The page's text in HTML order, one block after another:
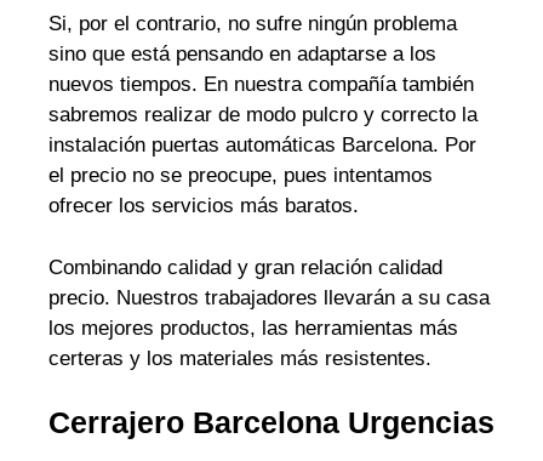
Si, por el contrario, no sufre ningún problema
sino que está pensando en adaptarse a los
nuevos tiempos. En nuestra compañía también
sabremos realizar de modo pulcro y correcto la
instalación puertas automáticas Barcelona. Por
el precio no se preocupe, pues intentamos
ofrecer los servicios más baratos.
Combinando calidad y gran relación calidad
precio. Nuestros trabajadores llevarán a su casa
los mejores productos, las herramientas más
certeras y los materiales más resistentes.
Cerrajero Barcelona Urgencias